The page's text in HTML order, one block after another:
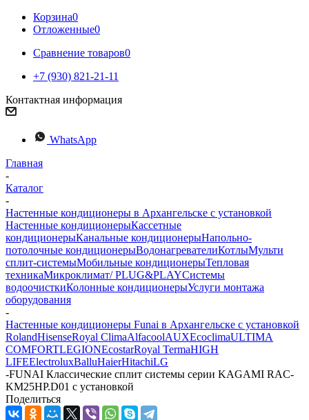
Корзина0
Отложенные0
Сравнение товаров0
+7 (930) 821-21-11
Контактная информация
WhatsApp
Главная
-
Каталог
-
Настенные кондиционеры в Архангельске с установкой
Настенные кондиционерыКассетные
кондиционерыКанальные кондиционерыНапольно-
потолочные кондиционерыВодонагревателиКотлыМульти
сплит-системыМобильные кондиционерыТепловая
техникаМикроклимат/ PLUG&PLAYСистемы
водоочисткиКолонные кондиционерыУслуги монтажа
оборудования
-
Настенные кондиционеры Funai в Архангельске с установкой
RolandHisenseRoyal ClimaAlfacoolAUXEcoclimaULTIMA
COMFORTLEGIONEcostarRoyal TermaHIGH
LIFEElectroluxBalluHaierHitachiLG
-FUNAI Классические сплит системы серии KAGAMI RAC-
KM25HP.D01 с установкой
Поделиться